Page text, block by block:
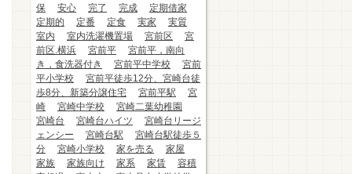
保
安心 完了 完成
定期借家
定期的
定番 定食 実家
実質
室内
室内洗濯機置場 宮前区
宮
前区.横浜
宮前平
宮前平，南向
き，食洗器付き
宮前平中学校
宮前
平小学校
宮前平徒歩12分、宮崎台徒
歩8分、新築分譲住宅
宮前平駅
宮
崎
宮崎中学校
宮崎二葉幼稚園
宮崎台
宮崎台ハイツ
宮崎台リージ
ェンシー
宮崎台駅
宮崎台駅徒歩５
分
宮崎小学校 家を売る
家屋
家族
家族向け 家系 家賃
容積